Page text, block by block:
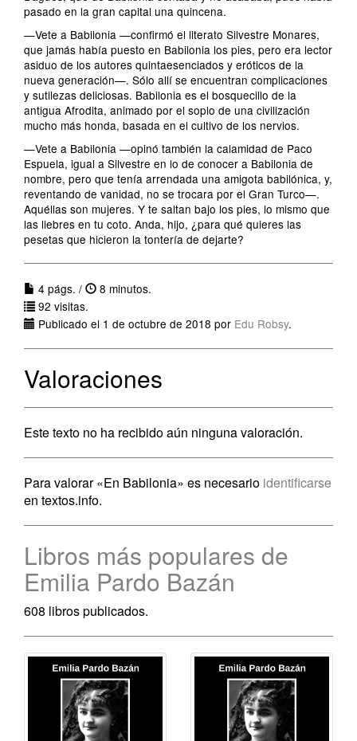
pasado en la gran capital una quincena.
—Vete a Babilonia —confirmó el literato Silvestre Monares,
que jamás había puesto en Babilonia los pies, pero era lector
asiduo de los autores quintaesenciados y eróticos de la
nueva generación—. Sólo allí se encuentran complicaciones
y sutilezas deliciosas. Babilonia es el bosquecillo de la
antigua Afrodita, animado por el soplo de una civilización
mucho más honda, basada en el cultivo de los nervios.
—Vete a Babilonia —opinó también la calamidad de Paco
Espuela, igual a Silvestre en lo de conocer a Babilonia de
nombre, pero que tenía arrendada una amigota babilónica, y,
reventando de vanidad, no se trocara por el Gran Turco—.
Aquéllas son mujeres. Y te saltan bajo los pies, lo mismo que
las liebres en tu coto. Anda, hijo, ¿para qué quieres las
pesetas que hicieron la tontería de dejarte?
4 págs. /
8 minutos.
92 visitas.
Publicado el 1 de octubre de 2018 por Edu Robsy.
Valoraciones
Este texto no ha recibido aún ninguna valoración.
Para valorar «En Babilonia» es necesario identificarse
en textos.info.
Libros más populares de
Emilia Pardo Bazán
608 libros publicados.